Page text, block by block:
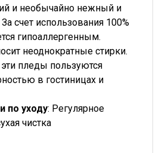
и необычайно нежный и
счет использования 100%
гипоаллергенным.
неоднократные стирки.
пледы пользуются
в гостиницах и
по уходу: Регулярное
чистка